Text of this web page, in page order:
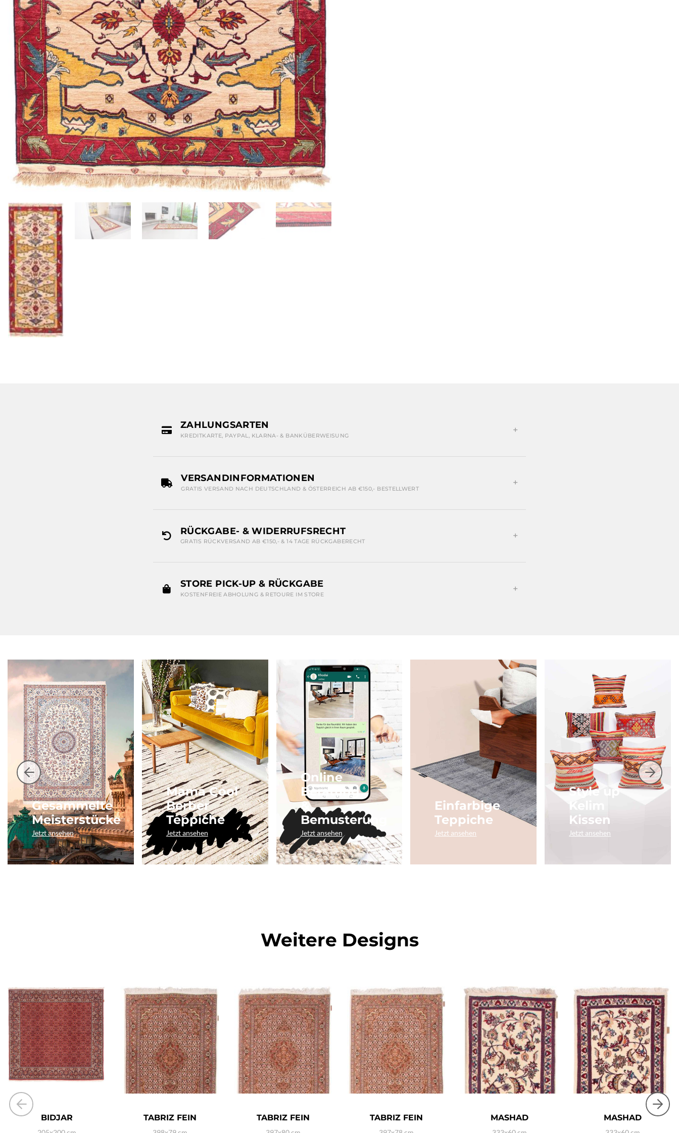
ZAHLUNGSARTEN
KREDITKARTE, PAYPAL, KLARNA- & BANKÜBERWEISUNG
VERSANDINFORMATIONEN
GRATIS VERSAND NACH DEUTSCHLAND & ÖSTERREICH AB €150,- BESTELLWERT
RÜCKGABE- & WIDERRUFSRECHT
GRATIS RÜCKVERSAND AB €150,- & 14 TAGE RÜCKGABERECHT
STORE PICK-UP & RÜCKGABE
KOSTENFREIE ABHOLUNG & RETOURE IM STORE
Gesammelte
Meisterstücke
Jetzt ansehen
Mama Cool
Berber
Teppiche
Jetzt ansehen
Online
Beratung
&
Bemusterung
Jetzt ansehen
Einfarbige
Teppiche
Jetzt ansehen
Style up
Kelim
Kissen
Jetzt ansehen
Weitere Designs
BIDJAR TABRIZ FEIN TABRIZ FEIN TABRIZ FEIN MASHAD MASHAD